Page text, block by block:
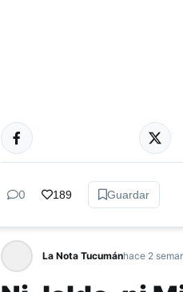
DEPORTES
0 189 Guardar
La Nota Tucumánhace 2